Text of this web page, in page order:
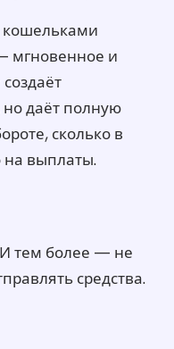
мгновенное и
даёт полную
сколько в
на выплаты.
тем более — не
средства.